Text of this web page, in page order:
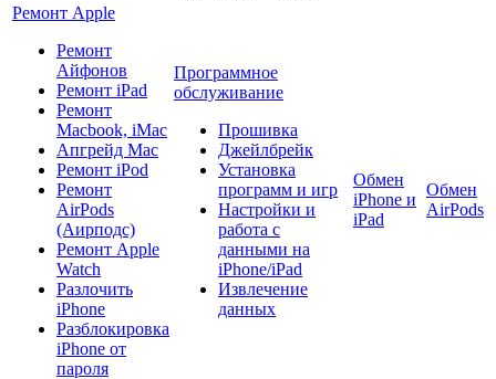
Ремонт Apple
Ремонт
Айфонов
Ремонт iPad
Ремонт
Macbook, iMac
Апгрейд Mac
Ремонт iPod
Ремонт
AirPods
(Аирподс)
Ремонт Apple
Watch
Разлочить
iPhone
Разблокировка
iPhone от
пароля
Программное
обслуживание
Прошивка
Джейлбрейк
Установка
программ и игр
Настройки и
работа с
данными на
iPhone/iPad
Извлечение
данных
Обмен
iPhone и
iPad
Обмен
AirPods